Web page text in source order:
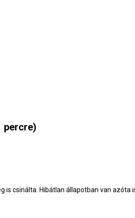
percre)
is csinálta. Hibátlan állapotban van azóta